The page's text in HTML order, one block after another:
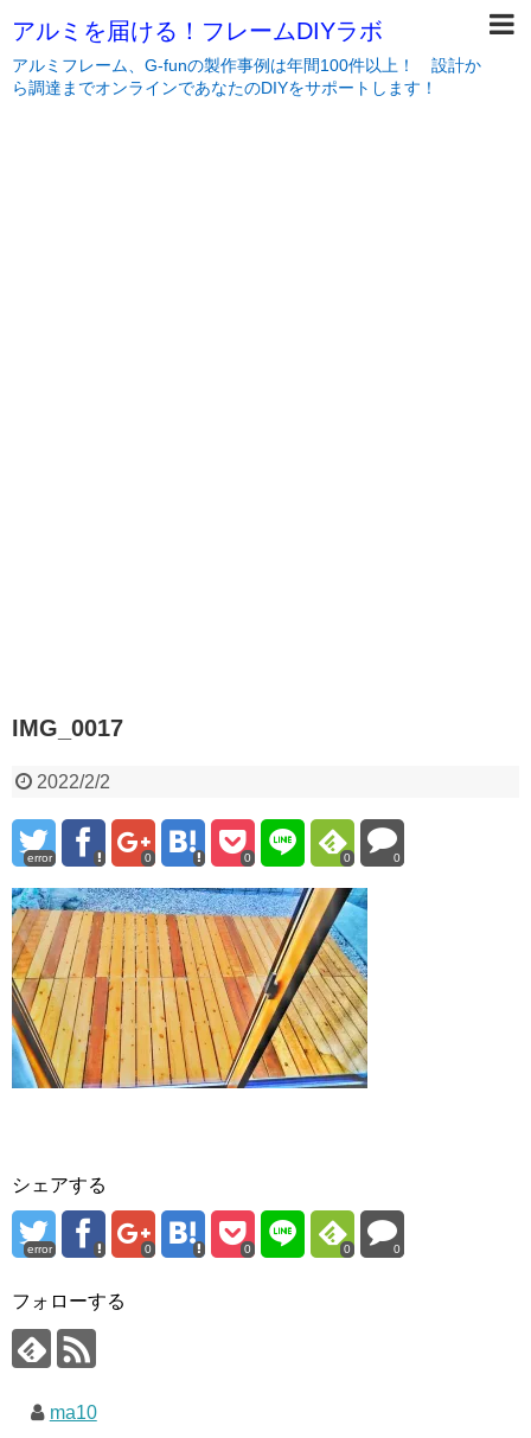
アルミを届ける！フレームDIYラボ
アルミフレーム、G-funの製作事例は年間100件以上！ 設計か
ら調達までオンラインであなたのDIYをサポートします！
IMG_0017
2022/2/2
error 0 0 0 0
シェアする
error 0 0 0 0
フォローする
ma10